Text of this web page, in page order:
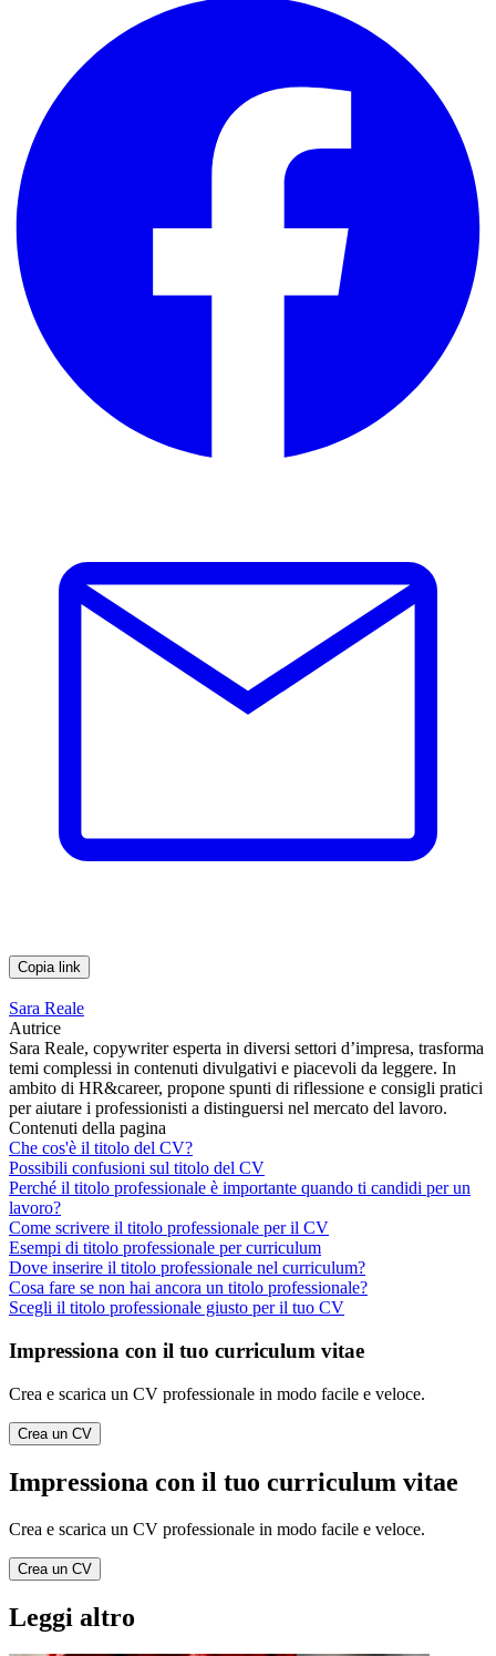
Copia link
Sara Reale
Autrice
Sara Reale, copywriter esperta in diversi settori d’impresa, trasforma
temi complessi in contenuti divulgativi e piacevoli da leggere. In
ambito di HR&career, propone spunti di riflessione e consigli pratici
per aiutare i professionisti a distinguersi nel mercato del lavoro.
Contenuti della pagina
Che cos'è il titolo del CV?
Possibili confusioni sul titolo del CV
Perché il titolo professionale è importante quando ti candidi per un
lavoro?
Come scrivere il titolo professionale per il CV
Esempi di titolo professionale per curriculum
Dove inserire il titolo professionale nel curriculum?
Cosa fare se non hai ancora un titolo professionale?
Scegli il titolo professionale giusto per il tuo CV
Impressiona con il tuo curriculum vitae
Crea e scarica un CV professionale in modo facile e veloce.
Crea un CV
Impressiona con il tuo curriculum vitae
Crea e scarica un CV professionale in modo facile e veloce.
Crea un CV
Leggi altro